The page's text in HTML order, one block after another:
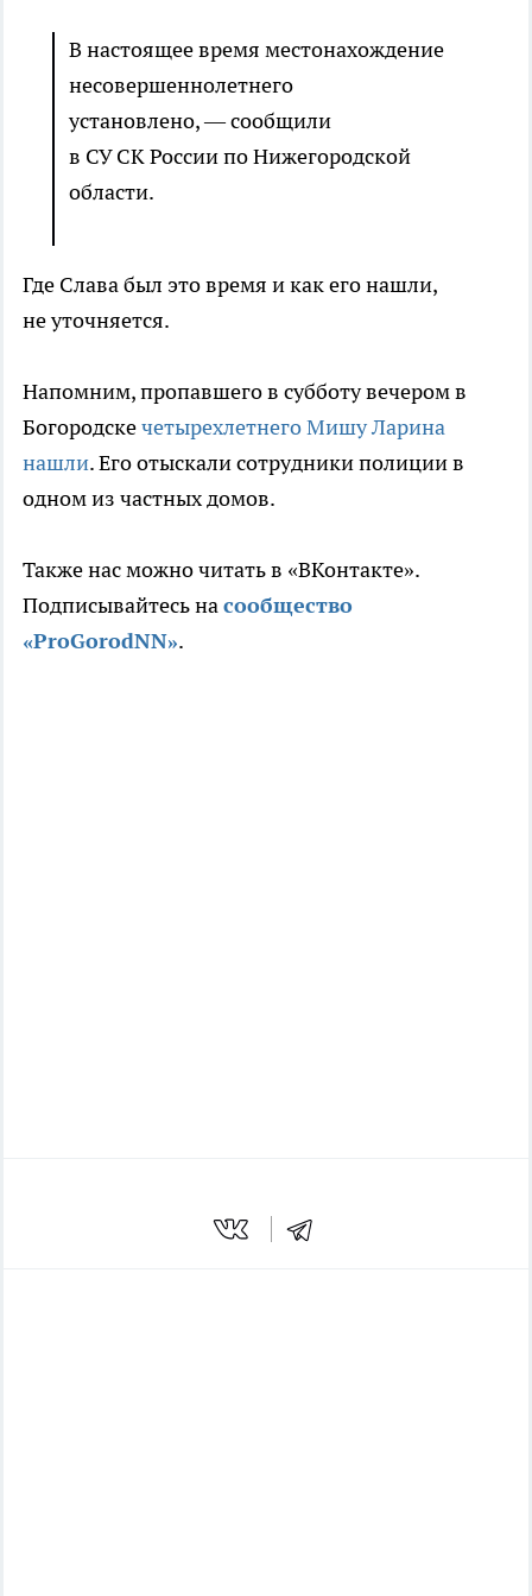
В настоящее время местонахождение
несовершеннолетнего
установлено, — сообщили
в СУ СК России по Нижегородской
области.
Где Слава был это время и как его нашли,
не уточняется.
Напомним, пропавшего в субботу вечером в
Богородскечетырехлетнего Мишу Ларина
нашли. Его отыскали сотрудники полиции в
одном из частных домов.
Также нас можно читать в «ВКонтакте».
Подписывайтесь насообщество
«ProGorodNN».